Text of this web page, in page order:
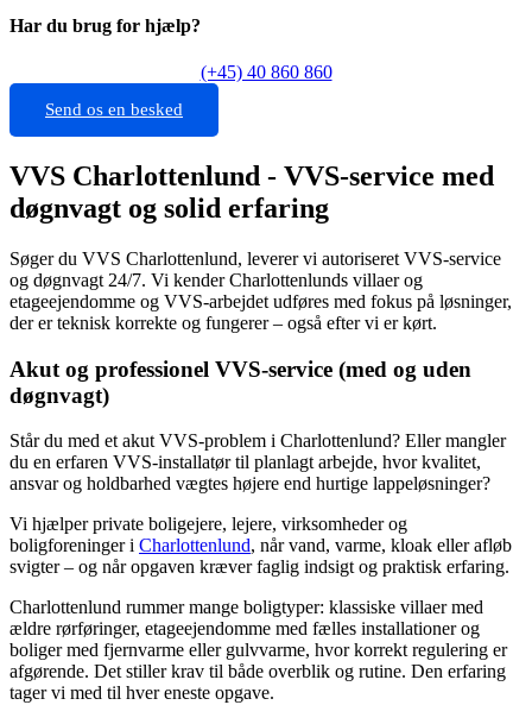
Har du brug for hjælp?
(+45) 40 860 860
Send os en besked
VVS Charlottenlund - VVS-service med
døgnvagt og solid erfaring
Søger du VVS Charlottenlund, leverer vi autoriseret VVS-service
og døgnvagt 24/7. Vi kender Charlottenlunds villaer og
etageejendomme og VVS-arbejdet udføres med fokus på løsninger,
der er teknisk korrekte og fungerer – også efter vi er kørt.
Akut og professionel VVS-service (med og uden
døgnvagt)
Står du med et akut VVS-problem i Charlottenlund? Eller mangler
du en erfaren VVS-installatør til planlagt arbejde, hvor kvalitet,
ansvar og holdbarhed vægtes højere end hurtige lappeløsninger?
Vi hjælper private boligejere, lejere, virksomheder og
boligforeninger i Charlottenlund, når vand, varme, kloak eller afløb
svigter – og når opgaven kræver faglig indsigt og praktisk erfaring.
Charlottenlund rummer mange boligtyper: klassiske villaer med
ældre rørføringer, etageejendomme med fælles installationer og
boliger med fjernvarme eller gulvvarme, hvor korrekt regulering er
afgørende. Det stiller krav til både overblik og rutine. Den erfaring
tager vi med til hver eneste opgave.